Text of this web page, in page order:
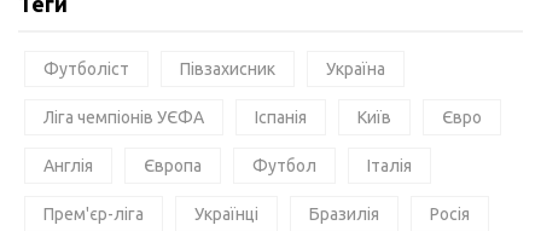
Футболіст Півзахисник Україна
Ліга чемпіонів УЄФА Іспанія Київ Євро
Англія Європа Футбол Італія
Прем'єр-ліга Українці Бразилія Росія